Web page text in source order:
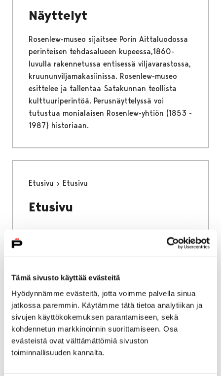
Tämä sivusto käyttää evästeitä
Hyödynnämme evästeitä, jotta voimme palvella sinua
jatkossa paremmin. Käytämme tätä tietoa analytiikan ja
sivujen käyttökokemuksen parantamiseen, sekä
kohdennetun markkinoinnin suorittamiseen. Osa
evästeistä ovat välttämättömiä sivuston
toiminnallisuuden kannalta.
Näyttelyt
Rosenlew-museo sijaitsee Porin Aittaluodossa
perinteisen tehdasalueen kupeessa,1860-
luvulla rakennetussa entisessä viljavarastossa,
kruununviljamakasiinissa. Rosenlew-museo
esittelee ja tallentaa Satakunnan teollista
kulttuuriperintöä. Perusnäyttelyssä voi
tutustua monialaisen Rosenlew-yhtiön (1853 -
1987) historiaan.
Etusivu Etusivu
Etusivu
Etusivu Kokoelmat
Kokoelmat